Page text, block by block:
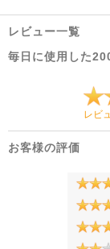
レビュー一覧
毎日に使用した
レビ
お客様の評価